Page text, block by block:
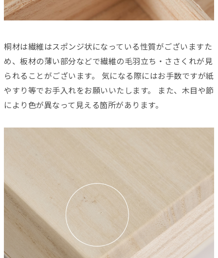
桐材は繊維はスポンジ状になっている性質がございますた
め、板材の薄い部分などで繊維の毛羽立ち・ささくれが見
られることがございます。 気になる際にはお手数ですが紙
やすり等でお手入れをお願いいたします。 また、木目や節
により色が異なって見える箇所があります。